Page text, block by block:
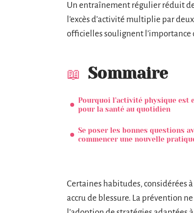
Un entraînement régulier réduit
l’excès d’activité multiplie par
officielles soulignent
Sommaire
Pourquoi l’activité physique est
pour la santé au quotidien
Se poser les bonnes questions
commencer une nouvelle
Certaines habitudes, considérées
accru de blessure. La prévention